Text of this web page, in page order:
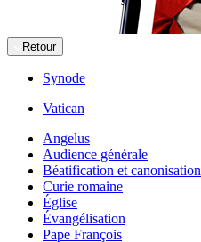
Retour
Synode
Vatican
Angelus
Audience générale
Béatification et canonisation
Curie romaine
Église
Évangélisation
Pape François